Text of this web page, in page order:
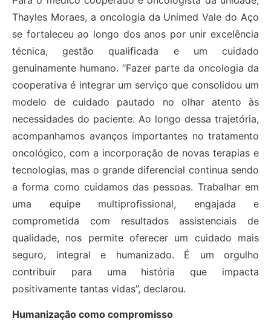
Thayles Moraes, a oncologia da Unimed Vale do Aço
se fortaleceu ao longo dos anos por unir excelência
técnica, gestão qualificada e um cuidado
genuinamente humano. “Fazer parte da oncologia da
cooperativa é integrar um serviço que consolidou um
modelo de cuidado pautado no olhar atento às
necessidades do paciente. Ao longo dessa trajetória,
acompanhamos avanços importantes no tratamento
oncológico, com a incorporação de novas terapias e
tecnologias, mas o grande diferencial continua sendo
a forma como cuidamos das pessoas. Trabalhar em
uma equipe multiprofissional, engajada e
comprometida com resultados assistenciais de
qualidade, nos permite oferecer um cuidado mais
seguro, integral e humanizado. É um orgulho
contribuir para uma história que impacta
positivamente tantas vidas”, declarou.
Humanização como compromisso